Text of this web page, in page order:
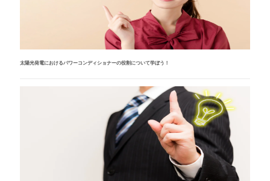
太陽光発電におけるパワーコンディショナーの役割について学ぼう！